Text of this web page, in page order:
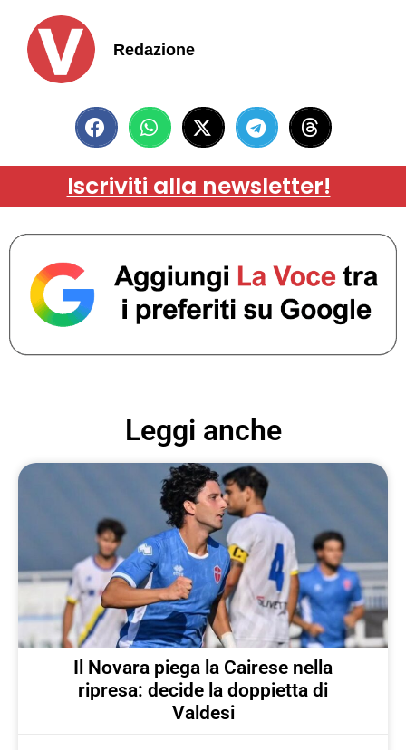
Redazione
Iscriviti alla newsletter!
Leggi anche
Il Novara piega la Cairese nella
ripresa: decide la doppietta di
Valdesi